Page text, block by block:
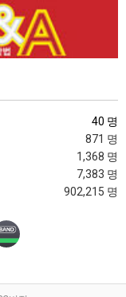
40 명
871 명
1,368 명
7,383 명
902,215 명